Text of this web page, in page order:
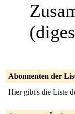
Abonnenten der
Hier gibt's die Liste